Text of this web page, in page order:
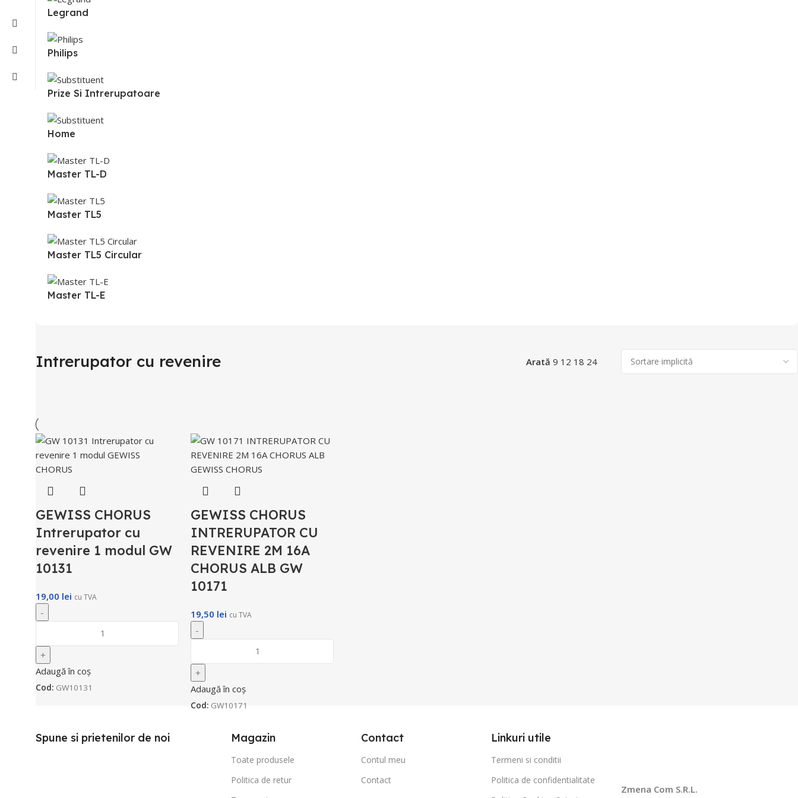
Legrand
Philips
Prize Si Intrerupatoare
Home
Master TL-D
Master TL5
Master TL5 Circular
Master TL-E
Intrerupator cu revenire Arată 9 12 18 24
GEWISS CHORUS
Intrerupator cu
revenire 1 modul GW
10131
19,00 lei cu TVA
Adaugă în coș
Cod: GW10131
GEWISS CHORUS
INTRERUPATOR CU
REVENIRE 2M 16A
CHORUS ALB GW
10171
19,50 lei cu TVA
Adaugă în coș
Cod: GW10171
Spune si prietenilor de noi Magazin
Toate produsele
Politica de retur
Contact
Contul meu
Contact
Linkuri utile
Termeni si conditii
Politica de confidentialitate
Zmena Com S.R.L.